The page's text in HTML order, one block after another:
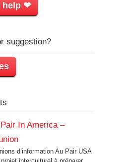
help ❤
suggestion?
In America –
d’information Au Pair USA